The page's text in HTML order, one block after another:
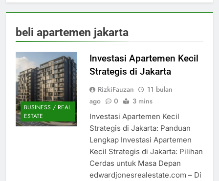
beli apartemen jakarta
BUSINESS / REAL
ESTATE
Investasi Apartemen Kecil
Strategis di Jakarta
RizkiFauzan
11 bulan
ago
0 3 mins
Investasi Apartemen Kecil
Strategis di Jakarta: Panduan
Lengkap Investasi Apartemen
Kecil Strategis di Jakarta: Pilihan
Cerdas untuk Masa Depan
edwardjonesrealestate.com – Di